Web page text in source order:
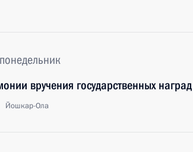
вручения государственных наград
Йошкар-Ола